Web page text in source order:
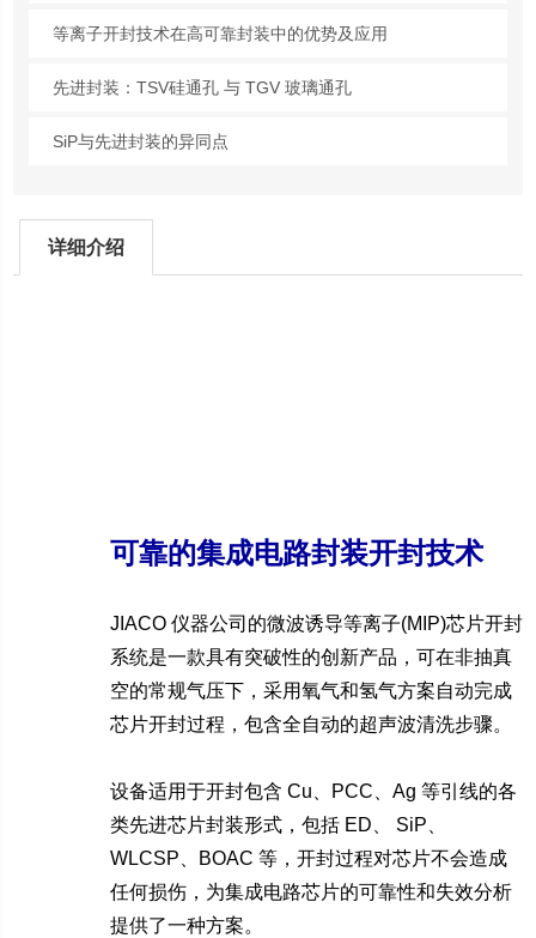
等离子开封技术在高可靠封装中的优势及应用
先进封装：TSV硅通孔 与 TGV 玻璃通孔
SiP与先进封装的异同点
详细介绍
可靠的集成电路封装开封技术
JIACO 仪器公司的微波诱导等离子(MIP)芯片开封
系统是一款具有突破性的创新产品，可在非抽真
空的常规气压下，采用氧气和氢气方案自动完成
芯片开封过程，包含全自动的超声波清洗步骤。
设备适用于开封包含 Cu、PCC、Ag 等引线的各
类先进芯片封装形式，包括 ED、 SiP、
WLCSP、BOAC 等，开封过程对芯片不会造成
任何损伤，为集成电路芯片的可靠性和失效分析
提供了一种方案。